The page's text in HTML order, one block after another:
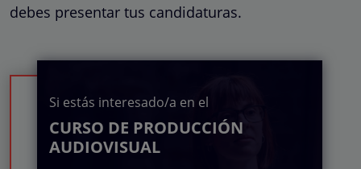
debes presentar tus candidaturas.
Si estás interesado/a en el
CURSO DE PRODUCCIÓN
AUDIOVISUAL